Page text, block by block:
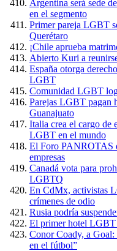
Argentina será sede
en el segmento
Primer pareja LGBT
Querétaro
¡Chile aprueba
Abierto Kuri a
España otorga
LGBT
Comunidad LGBT
Parejas LGBT pagan
Guanajuato
Italia crea el cargo de
LGBT en el mundo
El Foro PANROTAS
empresas
Canadá vota para
LGBTQ
En CdMx, activistas
crímenes de odio
Rusia podría
El primer hotel LGBT
Conor Coady, a Goal:
en el fútbol”